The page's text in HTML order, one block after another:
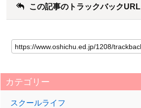
この記事のトラックバックURL
カテゴリー
スクールライフ